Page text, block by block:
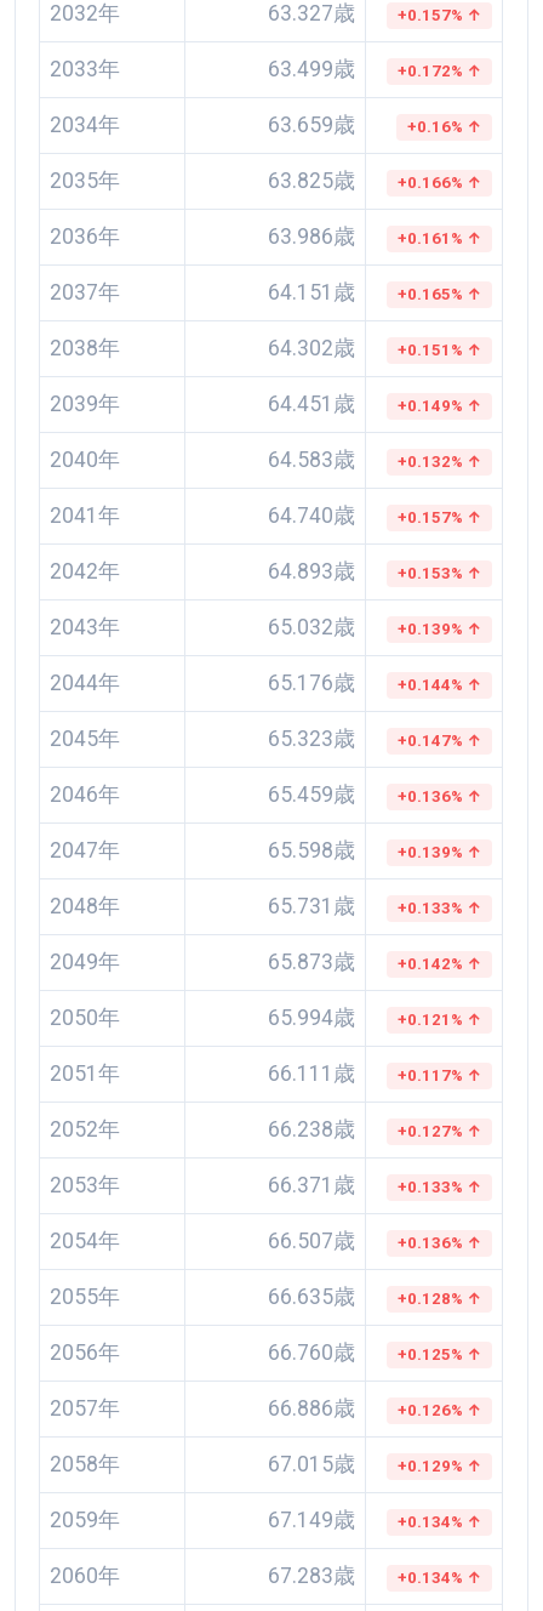
2032年 63.327歳 +0.157% ↑
2033年 63.499歳 +0.172% ↑
2034年 63.659歳 +0.16% ↑
2035年 63.825歳 +0.166% ↑
2036年 63.986歳 +0.161% ↑
2037年 64.151歳 +0.165% ↑
2038年 64.302歳 +0.151% ↑
2039年 64.451歳 +0.149% ↑
2040年 64.583歳 +0.132% ↑
2041年 64.740歳 +0.157% ↑
2042年 64.893歳 +0.153% ↑
2043年 65.032歳 +0.139% ↑
2044年 65.176歳 +0.144% ↑
2045年 65.323歳 +0.147% ↑
2046年 65.459歳 +0.136% ↑
2047年 65.598歳 +0.139% ↑
2048年 65.731歳 +0.133% ↑
2049年 65.873歳 +0.142% ↑
2050年 65.994歳 +0.121% ↑
2051年 66.111歳 +0.117% ↑
2052年 66.238歳 +0.127% ↑
2053年 66.371歳 +0.133% ↑
2054年 66.507歳 +0.136% ↑
2055年 66.635歳 +0.128% ↑
2056年 66.760歳 +0.125% ↑
2057年 66.886歳 +0.126% ↑
2058年 67.015歳 +0.129% ↑
2059年 67.149歳 +0.134% ↑
2060年 67.283歳 +0.134% ↑